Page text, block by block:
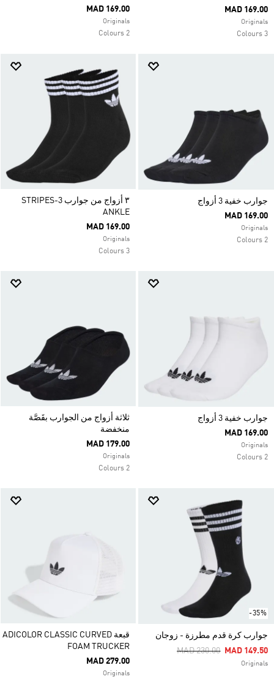
MAD 169.00
Originals
3 Colours
MAD 169.00
Originals
2 Colours
جوارب خفية 3 أزواج
MAD 169.00
Originals
2 Colours
٣ أزواج من جوارب 3-STRIPES
ANKLE
MAD 169.00
Originals
3 Colours
جوارب خفية 3 أزواج
MAD 169.00
Originals
2 Colours
ثلاثة أزواج من الجوارب بقَصَّة
منخفضة
MAD 179.00
Originals
2 Colours
-35%
جوارب كرة قدم مطرزة - زوجان
Price Reduced From
MAD 230.00ToMAD 149.50
Originals
قبعة ADICOLOR CLASSIC CURVED
FOAM TRUCKER
MAD 279.00
Originals